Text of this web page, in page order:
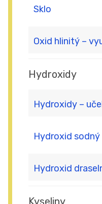
Sklo
Oxid hlinitý –
Hydroxidy
Hydroxidy –
Hydroxid
Hydroxid
Kyseliny